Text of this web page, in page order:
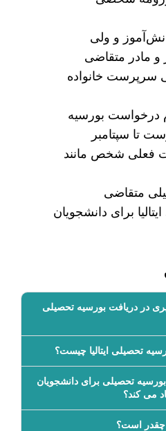
و ولی
و مادر متقاضی
سرپرست خانواده
درخواست بورسیه
تا سپتامبر
فعلی شخص مانند
متقاضی
برای دانشجویان
در دریافت بورسیه تحصیلی
تحصیلی ایتالیا چیست؟
بورسیه تحصیلی برای دانشجویان
می کند؟
چقدر است؟